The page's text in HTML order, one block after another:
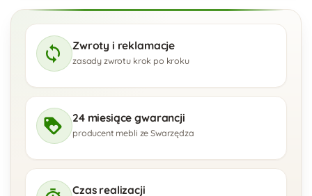
Zwroty i reklamacje
zasady zwrotu krok po kroku
24 miesiące gwarancji
producent mebli ze Swarzędza
Czas realizacji